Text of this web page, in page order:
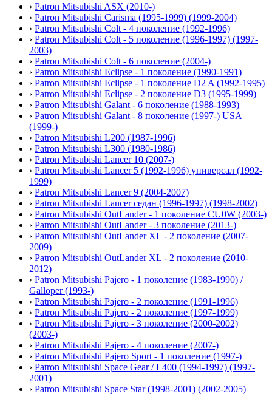
› Patron Mitsubishi ASX (2010-)
› Patron Mitsubishi Carisma (1995-1999) (1999-2004)
› Patron Mitsubishi Colt - 4 поколение (1992-1996)
› Patron Mitsubishi Colt - 5 поколение (1996-1997) (1997-
2003)
› Patron Mitsubishi Colt - 6 поколение (2004-)
› Patron Mitsubishi Eclipse - 1 поколение (1990-1991)
› Patron Mitsubishi Eclipse - 1 поколение D2 A (1992-1995)
› Patron Mitsubishi Eclipse - 2 поколение D3 (1995-1999)
› Patron Mitsubishi Galant - 6 поколение (1988-1993)
› Patron Mitsubishi Galant - 8 поколение (1997-) USA
(1999-)
› Patron Mitsubishi L200 (1987-1996)
› Patron Mitsubishi L300 (1980-1986)
› Patron Mitsubishi Lancer 10 (2007-)
› Patron Mitsubishi Lancer 5 (1992-1996) универсал (1992-
1999)
› Patron Mitsubishi Lancer 9 (2004-2007)
› Patron Mitsubishi Lancer седан (1996-1997) (1998-2002)
› Patron Mitsubishi OutLander - 1 поколение CU0W (2003-)
› Patron Mitsubishi OutLander - 3 поколение (2013-)
› Patron Mitsubishi OutLander XL - 2 поколение (2007-
2009)
› Patron Mitsubishi OutLander XL - 2 поколение (2010-
2012)
› Patron Mitsubishi Pajero - 1 поколение (1983-1990) /
Galloper (1993-)
› Patron Mitsubishi Pajero - 2 поколение (1991-1996)
› Patron Mitsubishi Pajero - 2 поколение (1997-1999)
› Patron Mitsubishi Pajero - 3 поколение (2000-2002)
(2003-)
› Patron Mitsubishi Pajero - 4 поколение (2007-)
› Patron Mitsubishi Pajero Sport - 1 поколение (1997-)
› Patron Mitsubishi Space Gear / L400 (1994-1997) (1997-
2001)
› Patron Mitsubishi Space Star (1998-2001) (2002-2005)